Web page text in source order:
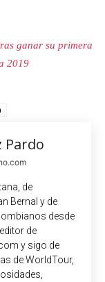
ganar su primera
2019
Pardo
de
Bernal y de
desde
de
y sigo de
de WorldTour,